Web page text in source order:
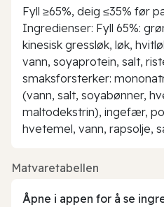
Fyll ≥65%, deig ≤35% før
Ingredienser: Fyll 65%:
kinesisk gressløk, løk,
vann, soyaprotein, salt,
smaksforsterker:
(vann, salt, soyabønner,
maltodekstrin), ingefær,
hvetemel, vann, rapsolje,
Matvaretabellen
Åpne i appen for å se